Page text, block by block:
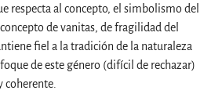
respecta al concepto, el simbolismo del
de vanitas, de fragilidad del
fiel a la tradición de la naturaleza
de este género (difícil de rechazar)
coherente.